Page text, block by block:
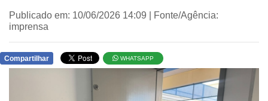
Publicado em: 10/06/2026 14:09 | Fonte/Agência:
imprensa
Compartilhar WHATSAPP